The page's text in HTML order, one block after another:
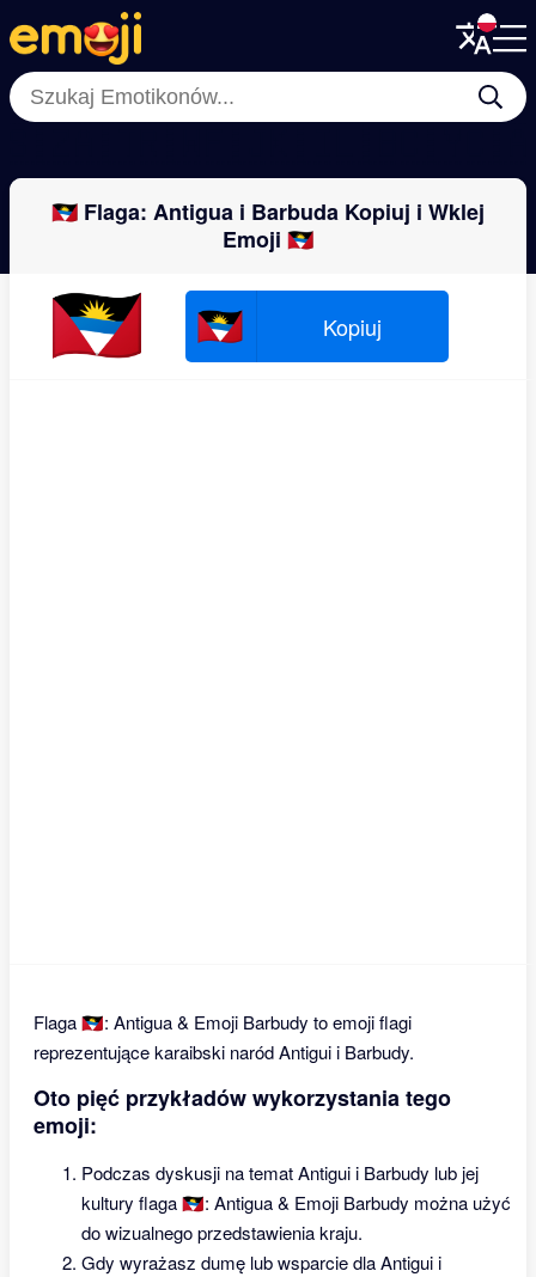
Menu
Close
Menu
Close
🇦🇬 Flaga: Antigua i Barbuda Kopiuj i Wklej
Emoji 🇦🇬
🇦🇬 🇦🇬 Kopiuj
Flaga 🇦🇬: Antigua & Emoji Barbudy to emoji flagi
reprezentujące karaibski naród Antigui i Barbudy.
Oto pięć przykładów wykorzystania tego
emoji:
Podczas dyskusji na temat Antigui i Barbudy lub jej
kultury flaga 🇦🇬: Antigua & Emoji Barbudy można użyć
do wizualnego przedstawienia kraju.
Gdy wyrażasz dumę lub wsparcie dla Antigui i